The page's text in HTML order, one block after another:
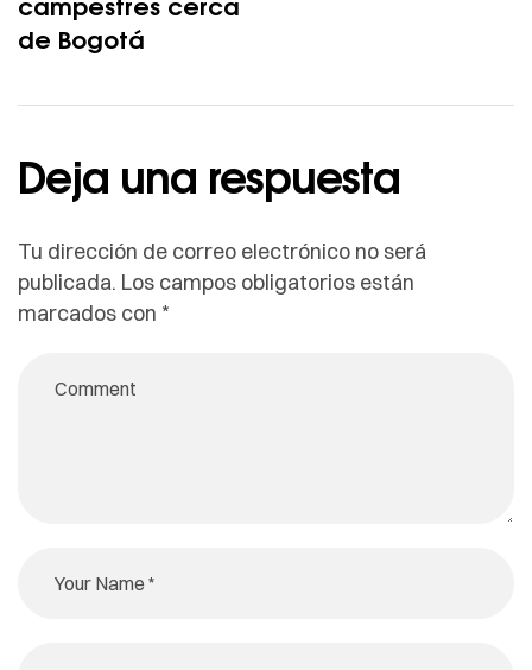
campestres cerca
de Bogotá
Deja una respuesta
Tu dirección de correo electrónico no será
publicada. Los campos obligatorios están
marcados con *